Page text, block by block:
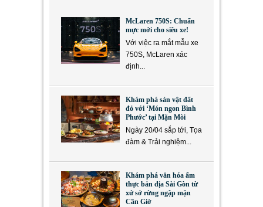
McLaren 750S: Chuẩn
mực mới cho siêu xe!
Với việc ra mắt mẫu xe
750S, McLaren xác
định...
Khám phá sản vật đất
đỏ với ‘Món ngon Bình
Phước’ tại Mặn Mòi
Ngày 20/04 sắp tới, Tọa
đàm & Trải nghiệm...
Khám phá văn hóa ẩm
thực bản địa Sài Gòn từ
xứ sở rừng ngập mặn
Cần Giờ